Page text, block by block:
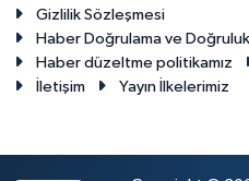
Gizlilik Sözleşmesi
Haber Doğrulama ve
Haber düzeltme politikamız
İletişim
Yayın İlkelerimiz